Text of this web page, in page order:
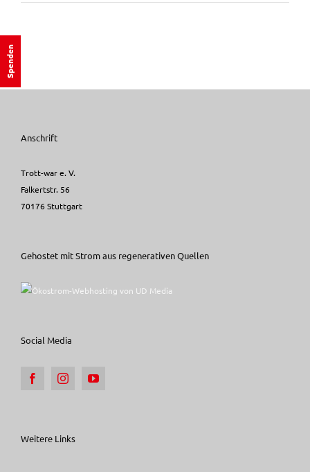
Anschrift
Trott-war e. V.
Falkertstr. 56
70176 Stuttgart
Spenden
Gehostet mit Strom aus regenerativen Quellen
Social Media
Weitere Links